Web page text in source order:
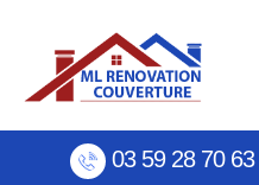
03 59 28 70 63